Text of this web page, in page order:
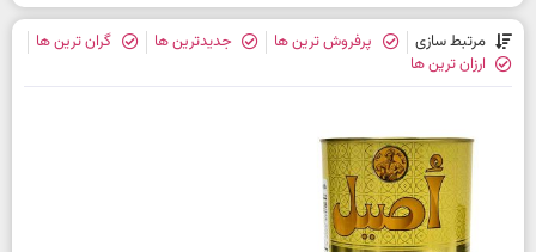
مرتبط سازی پرفروش ترین ها جدیدترین ها
گران ترین ها
ارزان ترین ها